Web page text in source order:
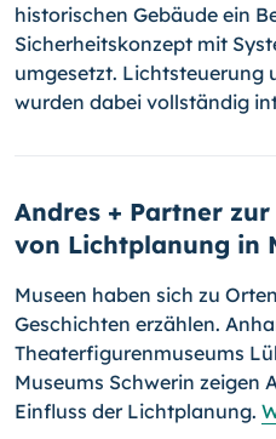
historischen Gebäude ein
Sicherheitskonzept mit
umgesetzt. Lichtsteuerung
wurden dabei vollständig
Andres + Partner
von Lichtplanung in
Museen haben sich zu
Geschichten erzählen.
Theaterfigurenmuseums
Museums Schwerin zeigen
Einfluss der Lichtplanung.